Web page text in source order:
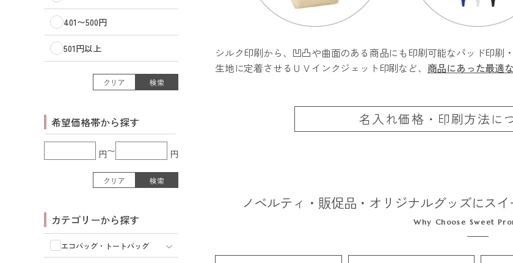
401〜500円
501円以上
クリア 検索
希望価格帯から探す
円〜 円
クリア 検索
カテゴリーから探す
エコバッグ・トートバッグ
シルク印刷から、凹凸や曲面のある商品にも印刷可能なパッド印刷
生地に定着させるＵＶインクジェット印刷など、 商品にあった最適
名入れ価格・印刷方法 に
ノベルティ・販促品・ オリジナルグッズにス
Why Choose Sweet